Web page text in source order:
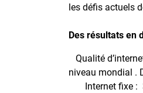
les défis actuels
Des résultats en
Qualité
niveau mondial .
Internet fixe :